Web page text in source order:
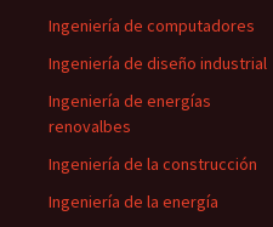
Ingeniería de computadores
Ingeniería de diseño industrial
Ingeniería de energías
renovalbes
Ingeniería de la construcción
Ingeniería de la energía